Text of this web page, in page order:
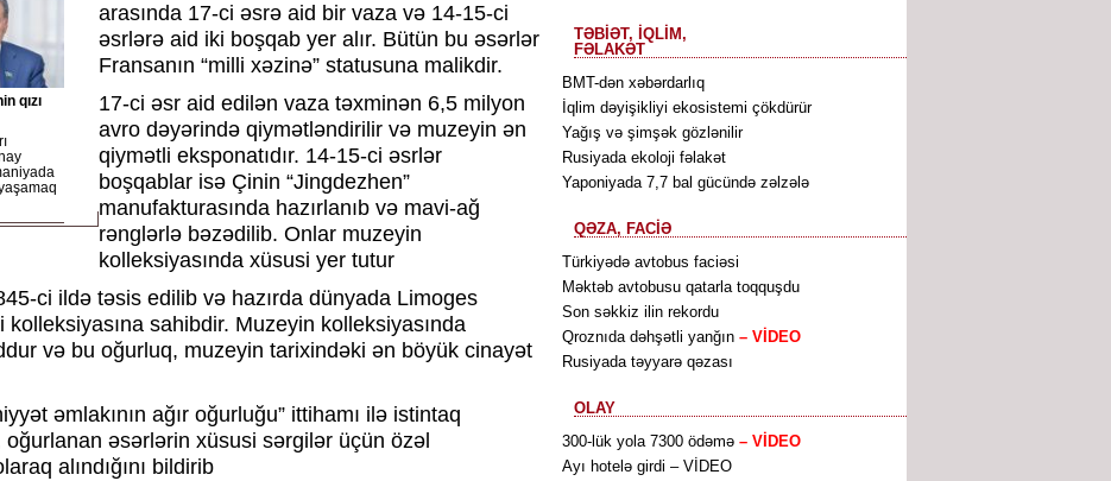
qızı
arasında 17-ci əsrə aid bir vaza və 14-15-ci
əsrlərə aid iki boşqab yer alır. Bütün bu əsərlər
Fransanın “milli xəzinə” statusuna malikdir.
17-ci əsr aid edilən vaza təxminən 6,5 milyon
avro dəyərində qiymətləndirilir və muzeyin ən
qiymətli eksponatıdır. 14-15-ci əsrlər
boşqablar isə Çinin “Jingdezhen”
manufakturasında hazırlanıb və mavi-ağ
rənglərlə bəzədilib. Onlar muzeyin
kolleksiyasında xüsusi yer tutur
ci ildə təsis edilib və hazırda dünyada Limoges
sahibdir. Muzeyin kolleksiyasında
və bu oğurluq, muzeyin tarixindəki ən böyük cinayət
əmlakının ağır oğurluğu” ittihamı ilə istintaq
əsərlərin xüsusi sərgilər üçün özəl
alındığını bildirib
TƏBİƏT, İQLİM,
FƏLAKƏT
BMT-dən xəbərdarlıq
İqlim dəyişikliyi ekosistemi çökdürür
Yağış və şimşək gözlənilir
Rusiyada ekoloji fəlakət
Yaponiyada 7,7 bal gücündə zəlzələ
QƏZA, FACİƏ
Türkiyədə avtobus faciəsi
Məktəb avtobusu qatarla toqquşdu
Son səkkiz ilin rekordu
Qroznıda dəhşətli yanğın – VİDEO
Rusiyada təyyarə qəzası
OLAY
300-lük yola 7300 ödəmə – VİDEO
Ayı hotelə girdi – VİDEO